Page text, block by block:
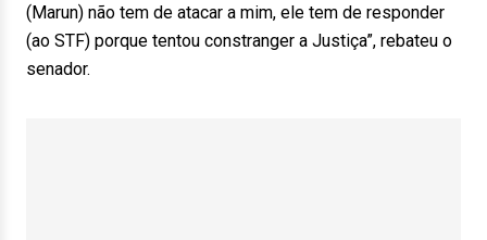
(Marun) não tem de atacar a mim, ele tem de responder
(ao STF) porque tentou constranger a Justiça”, rebateu o
senador.